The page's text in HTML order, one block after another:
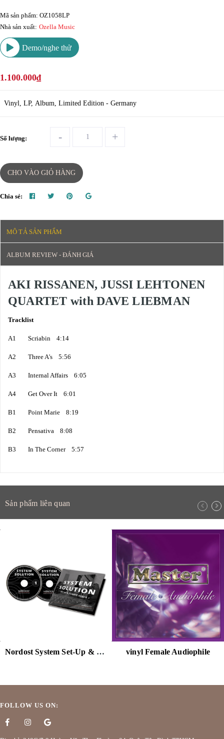
Mã sản phẩm: OZ1058LP
Nhà sản xuất: Ozella Music
Demo/nghe thử
1.100.000₫
Vinyl, LP, Album, Limited Edition - Germany
Số lượng: - +
CHO VÀO GIỎ HÀNG
Chia sẻ:
MÔ TẢ SẢN PHẨM
ALBUM REVIEW - ĐÁNH GIÁ
AKI RISSANEN, JUSSI LEHTONEN
QUARTET with DAVE LIEBMAN
Tracklist
A1 Scriabin 4:14
A2 Three A's 5:56
A3 Internal Affairs 6:05
A4 Get Over It 6:01
B1 Point Marie 8:19
B2 Pensativa 8:08
B3 In The Corner 5:57
Sản phẩm liên quan
Nordost System Set-Up & Tuning Disc (2xCD) vinyl Female Audiophile
FOLLOW US ON: